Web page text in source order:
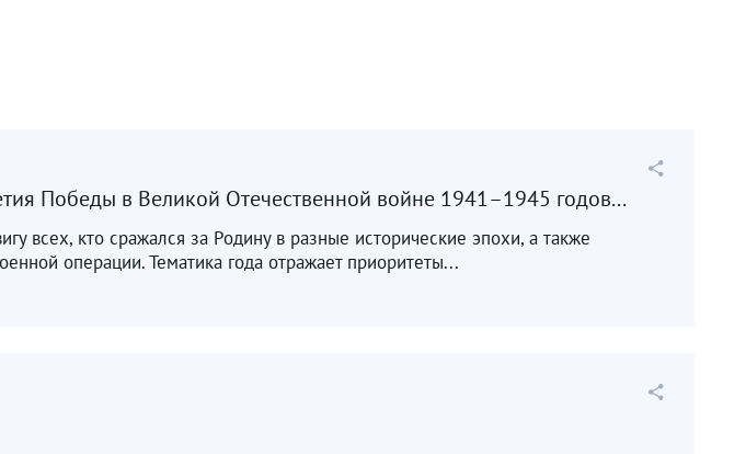
Победы в Великой Отечественной войне 1941–1945 годов...
всех, кто сражался за Родину в разные исторические эпохи, а также
операции. Тематика года отражает приоритеты...